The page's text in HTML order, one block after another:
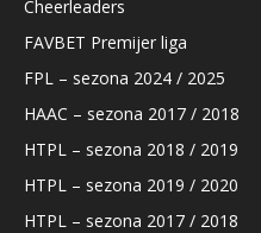
Cheerleaders
FAVBET Premijer liga
FPL – sezona 2024 / 2025
HAAC – sezona 2017 / 2018
HTPL – sezona 2018 / 2019
HTPL – sezona 2019 / 2020
HTPL – sezona 2017 / 2018